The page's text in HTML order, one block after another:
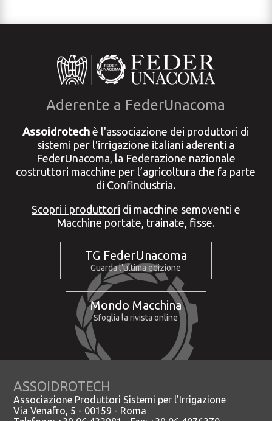
Aderente a FederUnacoma
Assoidrotech è l'associazione dei produttori di
sistemi per l'irrigazione italiani aderenti a
FederUnacoma, la Federazione nazionale
costruttori macchine per l’agricoltura che fa parte
di Confindustria.
Scopri i produttori di macchine semoventi e
Macchine portate, trainate, fisse.
TG FederUnacoma
Guarda l'ultima edizione
Mondo Macchina
Sfoglia la rivista online
ASSOIDROTECH
Associazione Produttori Sistemi per l’Irrigazione
Via Venafro, 5 - 00159 - Roma